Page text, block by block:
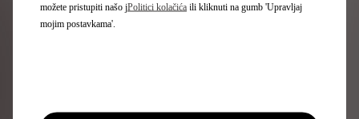
E-knjižica o održavanju
možete pristupiti našo jPolitici kolačića ili kliknuti na gumb 'Upravljaj
mojim postavkama'.